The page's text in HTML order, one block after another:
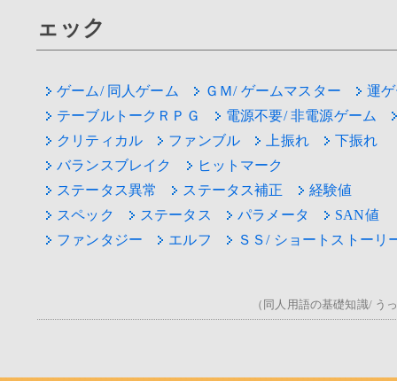
ェック
ゲーム/ 同人ゲーム ＧＭ/ ゲームマスター
運
テーブルトークＲＰＧ
電源不要/ 非電源ゲーム
クリティカル
ファンブル 上振れ
下振れ
バランスブレイク
ヒットマーク
ステータス異常
ステータス補正
経験値
スペック
ステータス パラメータ
SAN値
ファンタジー
エルフ ＳＳ/ ショートストーリ
（同人用語の基礎知識/ う